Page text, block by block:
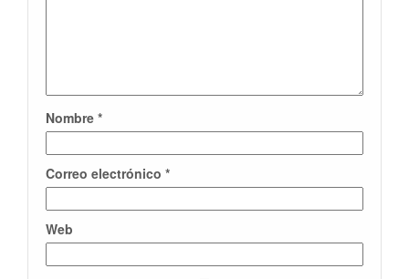
Nombre *
Correo electrónico *
Web